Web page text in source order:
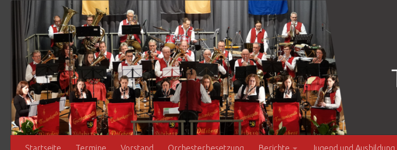
Zum Inhalt springen
Startseite Termine Vorstand Orchesterbesetzung Berichte Jugend und Ausbildung